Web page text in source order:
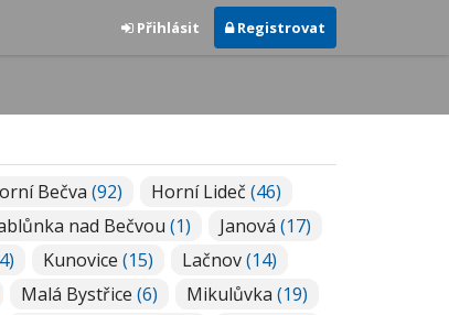
Přihlásit Registrovat
Bečva (92) Horní Lideč (46)
nad Bečvou (1) Janová (17)
Kunovice (15) Lačnov(14)
Malá Bystřice (6) Mikulůvka (19)